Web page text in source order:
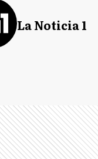
La Noticia 1